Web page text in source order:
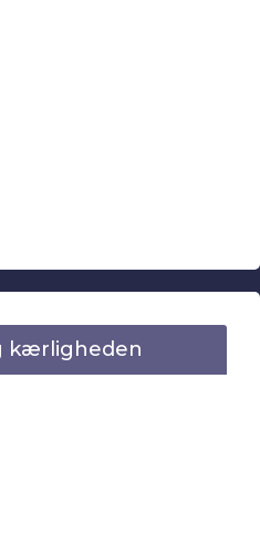
kærligheden